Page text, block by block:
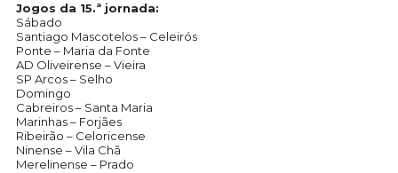
Jogos da 15.ª jornada:
Sábado
Santiago Mascotelos – Celeirós
Ponte – Maria da Fonte
AD Oliveirense – Vieira
SP Arcos – Selho
Domingo
Cabreiros – Santa Maria
Marinhas – Forjães
Ribeirão – Celoricense
Ninense – Vila Chã
Merelinense – Prado